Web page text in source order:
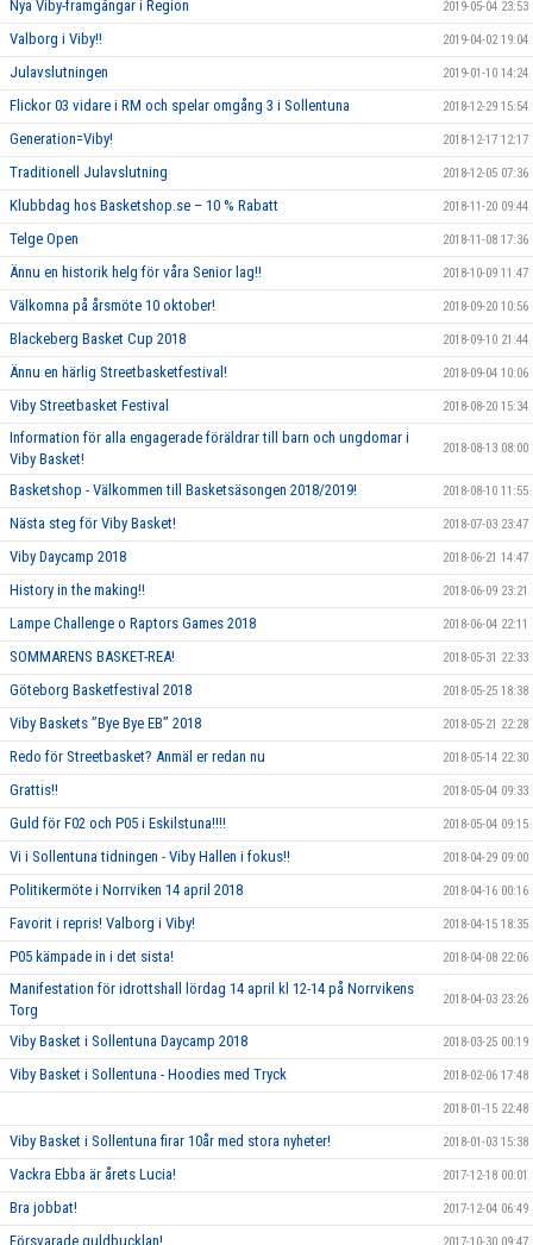
Nya Viby-framgångar i Region 2019-05-04 23:53
Valborg i Viby!! 2019-04-02 19:04
Julavslutningen 2019-01-10 14:24
Flickor 03 vidare i RM och spelar omgång 3 i Sollentuna 2018-12-29 15:54
Generation=Viby! 2018-12-17 12:17
Traditionell Julavslutning 2018-12-05 07:36
Klubbdag hos Basketshop.se – 10 % Rabatt 2018-11-20 09:44
Telge Open 2018-11-08 17:36
Ännu en historik helg för våra Senior lag!! 2018-10-09 11:47
Välkomna på årsmöte 10 oktober! 2018-09-20 10:56
Blackeberg Basket Cup 2018 2018-09-10 21:44
Ännu en härlig Streetbasketfestival! 2018-09-04 10:06
Viby Streetbasket Festival 2018-08-20 15:34
Information för alla engagerade föräldrar till barn och ungdomar i
Viby Basket!
2018-08-13 08:00
Basketshop - Välkommen till Basketsäsongen 2018/2019! 2018-08-10 11:55
Nästa steg för Viby Basket! 2018-07-03 23:47
Viby Daycamp 2018 2018-06-21 14:47
History in the making!! 2018-06-09 23:21
Lampe Challenge o Raptors Games 2018 2018-06-04 22:11
SOMMARENS BASKET-REA! 2018-05-31 22:33
Göteborg Basketfestival 2018 2018-05-25 18:38
Viby Baskets ”Bye Bye EB” 2018 2018-05-21 22:28
Redo för Streetbasket? Anmäl er redan nu 2018-05-14 22:30
Grattis!! 2018-05-04 09:33
Guld för F02 och P05 i Eskilstuna!!!! 2018-05-04 09:15
Vi i Sollentuna tidningen - Viby Hallen i fokus!! 2018-04-29 09:00
Politikermöte i Norrviken 14 april 2018 2018-04-16 00:16
Favorit i repris! Valborg i Viby! 2018-04-15 18:35
P05 kämpade in i det sista! 2018-04-08 22:06
Manifestation för idrottshall lördag 14 april kl 12-14 på Norrvikens
Torg
2018-04-03 23:26
Viby Basket i Sollentuna Daycamp 2018 2018-03-25 00:19
Viby Basket i Sollentuna - Hoodies med Tryck 2018-02-06 17:48
2018-01-15 22:48
Viby Basket i Sollentuna firar 10år med stora nyheter! 2018-01-03 15:38
Vackra Ebba är årets Lucia! 2017-12-18 00:01
Bra jobbat! 2017-12-04 06:49
Försvarade guldbucklan!